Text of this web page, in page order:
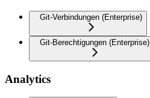
Git-Verbindungen (Enterprise)
Git-Berechtigungen (Enterprise)
Analytics